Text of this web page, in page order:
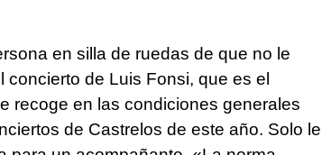
en silla de ruedas de que no le
de Luis Fonsi, que es el
recoge en las condiciones generales
de Castrelos de este año. Solo le